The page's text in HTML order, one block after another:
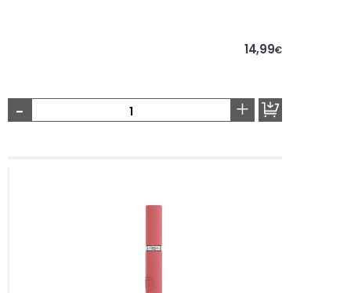
14,99€
- +